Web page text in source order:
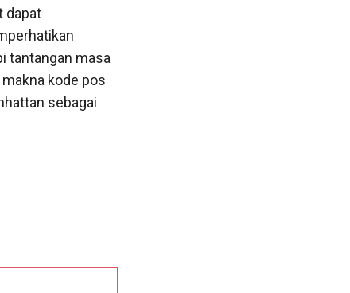
dapat
tantangan masa
kode pos
sebagai